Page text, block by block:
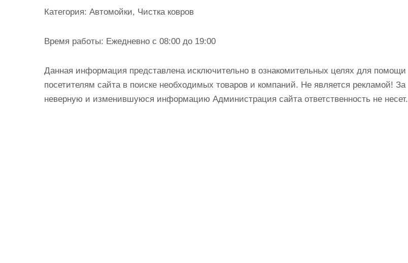
Категория: Автомойки, Чистка ковров
Время работы: Ежедневно с 08:00 до 19:00
Данная информация представлена исключительно в ознакомительных целях для помощи
посетителям сайта в поиске необходимых товаров и компаний. Не является рекламой! За
неверную и изменившуюся информацию Администрация сайта ответственность не несет.